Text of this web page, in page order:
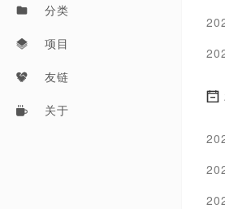
分类
项目
友链
关于